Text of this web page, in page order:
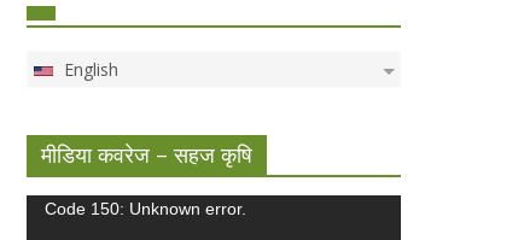
English
मीडिया कवरेज – सहज कृषि
Video
Code 150: Unknown error.